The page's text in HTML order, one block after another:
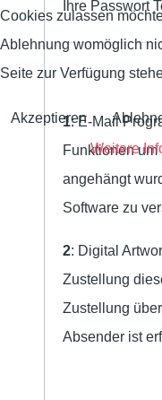
Ihre Passwort
1: E-Mail
Funktionen
angehängt
Software zu
2: Digital
Zustellung
Zustellung
Absender ist
Cookies zulassen
Ablehnung womöglich
Seite zur Verfügung
Akzeptieren
Weitere